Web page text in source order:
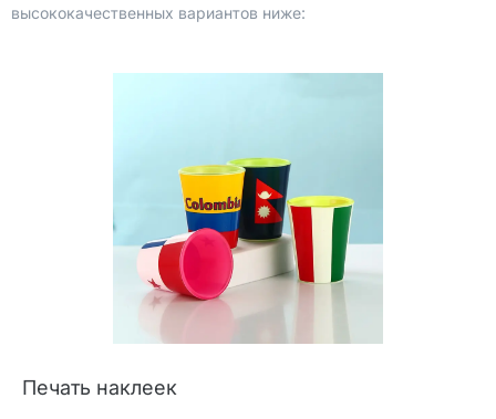
высококачественных вариантов ниже:
Печать наклеек